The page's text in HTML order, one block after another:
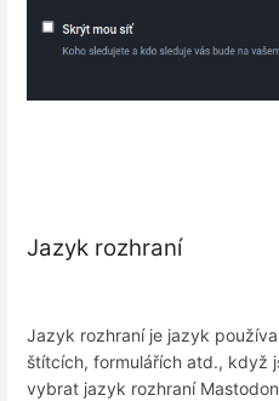
Jazyk rozhraní
Jazyk rozhraní je jazyk
štítcích, formulářích atd., když
vybrat jazyk rozhraní